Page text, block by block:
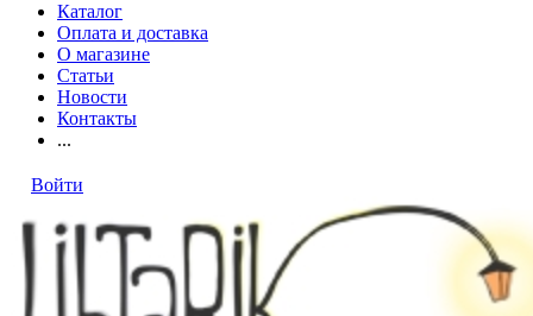
Каталог
Оплата и доставка
О магазине
Статьи
Новости
Контакты
...
Войти